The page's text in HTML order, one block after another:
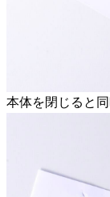
本体を閉じると